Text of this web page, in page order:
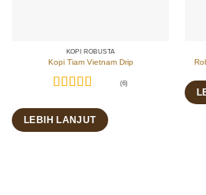
KOPI ROBUSTA
Kopi Tiam Vietnam Drip
dari 5
(6)
LEBIH LANJUT